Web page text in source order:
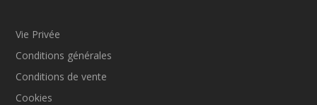
Vie Privée
Conditions générales
Conditions de vente
Cookies